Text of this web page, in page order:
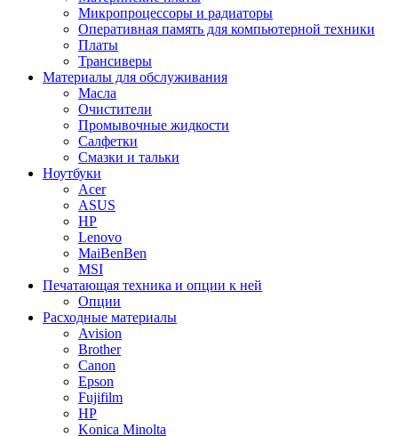
Микропроцессоры и радиаторы
Оперативная память для компьютерной техники
Платы
Трансиверы
Материалы для обслуживания
Масла
Очистители
Промывочные жидкости
Салфетки
Смазки и тальки
Ноутбуки
Acer
ASUS
HP
Lenovo
MaiBenBen
MSI
Печатающая техника и опции к ней
Опции
Расходные материалы
Avision
Brother
Canon
Epson
Fujifilm
HP
Konica Minolta